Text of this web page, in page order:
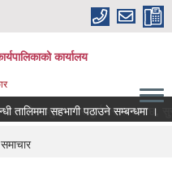
कार्यालय
शुशासन र पुर्वाधार । स्वचछ,
सहभागी पठाउने सम्बन्धमा ।